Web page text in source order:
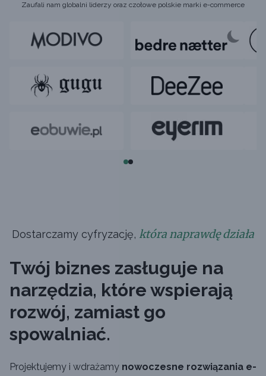
Zaufali nam globalni liderzy oraz czołowe polskie marki e-commerce
Dostarczamy cyfryzację, która naprawdę działa
Twój biznes zasługuje na
narzędzia, które wspierają
rozwój, zamiast go
spowalniać.
Projektujemy i wdrażamy nowoczesne rozwiązania e-